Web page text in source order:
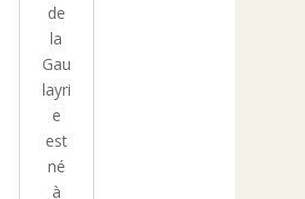
de
la
Gau
layri
e
est
né
à